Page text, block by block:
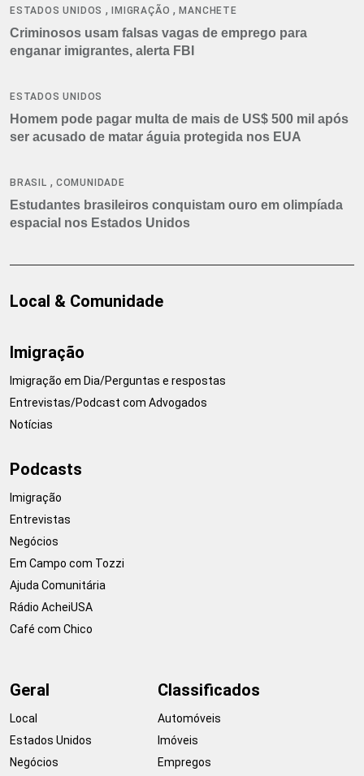
ESTADOS UNIDOS ,IMIGRAÇÃO ,MANCHETE
Criminosos usam falsas vagas de emprego para
enganar imigrantes, alerta FBI
ESTADOS UNIDOS
Homem pode pagar multa de mais de US$ 500 mil após
ser acusado de matar águia protegida nos EUA
BRASIL , COMUNIDADE
Estudantes brasileiros conquistam ouro em olimpíada
espacial nos Estados Unidos
Local & Comunidade
Imigração
Imigração em Dia/Perguntas e respostas
Entrevistas/Podcast com Advogados
Notícias
Podcasts
Imigração
Entrevistas
Negócios
Em Campo com Tozzi
Ajuda Comunitária
Rádio AcheiUSA
Café com Chico
Geral
Local
Estados Unidos
Negócios
Classificados
Automóveis
Imóveis
Empregos